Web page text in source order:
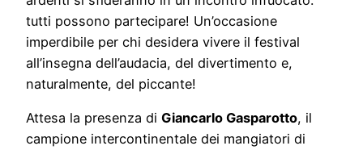
tutti possono partecipare! Un’occasione
imperdibile per chi desidera vivere il festival
all’insegna dell’audacia, del divertimento e,
naturalmente, del piccante!
Attesa la presenza di Giancarlo Gasparotto, il
campione intercontinentale dei mangiatori di